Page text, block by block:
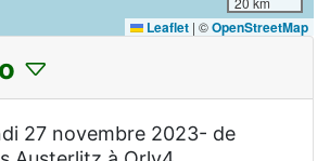
Leaflet | ©OpenStreetMap
27 novembre 2023- de